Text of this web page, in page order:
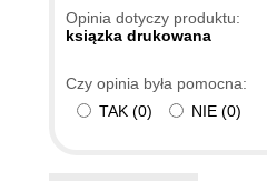
Opinia dotyczy produktu:
ksiązka drukowana
Czy opinia była pomocna:
TAK (0) NIE (0)